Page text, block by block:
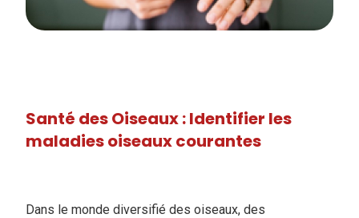
Santé des Oiseaux : Identifier les
maladies oiseaux courantes
Dans le monde diversifié des oiseaux, des